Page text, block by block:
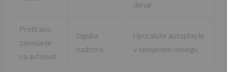
denar
Pretirano
zanašanje
na avtomat
Izguba
nadzora
Uporabite autoplay le
v omejenem obsegu